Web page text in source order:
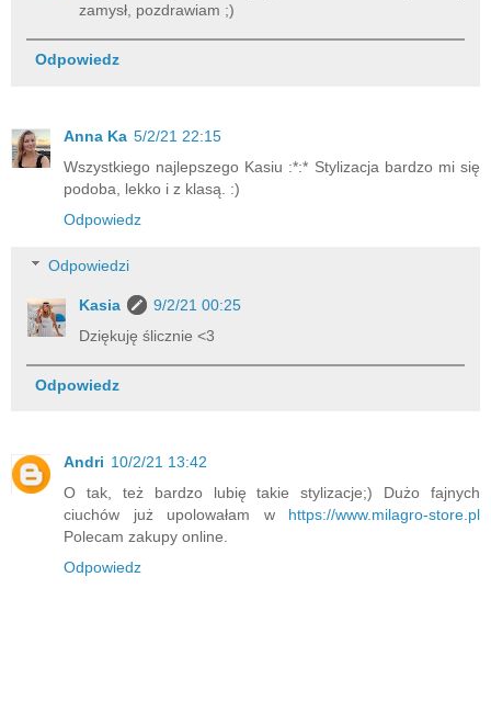
zamysł, pozdrawiam ;)
Odpowiedz
Anna Ka 5/2/21 22:15
Wszystkiego najlepszego Kasiu :*:* Stylizacja bardzo mi się
podoba, lekko i z klasą. :)
Odpowiedz
Odpowiedzi
Kasia
9/2/21 00:25
Dziękuję ślicznie <3
Odpowiedz
Andri 10/2/21 13:42
O tak, też bardzo lubię takie stylizacje;) Dużo fajnych
ciuchów już upolowałam w https://www.milagro-store.pl
Polecam zakupy online.
Odpowiedz